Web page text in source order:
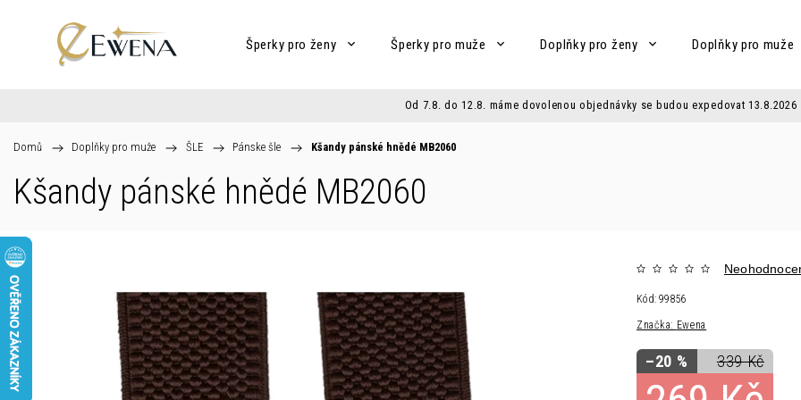
Šperky pro ženy Šperky pro muže Doplňky pro ženy Doplňky pro muže
Od 7.8. do 12.8. máme dovolenou objednávky se budou expedovat 13.8.2026
Domů / Doplňky pro muže / ŠLE / Pánske šle / Kšandy pánské hnědé MB2060
Kšandy pánské hnědé MB2060
Značka: Ewena
339 Kč
–20 %
Kód: 99856